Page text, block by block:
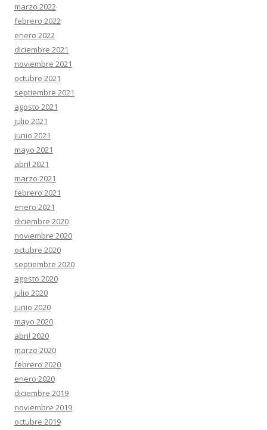
marzo 2022
febrero 2022
enero 2022
diciembre 2021
noviembre 2021
octubre 2021
septiembre 2021
agosto 2021
julio 2021
junio 2021
mayo 2021
abril 2021
marzo 2021
febrero 2021
enero 2021
diciembre 2020
noviembre 2020
octubre 2020
septiembre 2020
agosto 2020
julio 2020
junio 2020
mayo 2020
abril 2020
marzo 2020
febrero 2020
enero 2020
diciembre 2019
noviembre 2019
octubre 2019